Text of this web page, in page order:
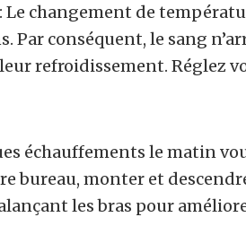
: Le changement de
Par conséquent, le sang
refroidissement. Réglez
échauffements le matin
bureau, monter et
les bras pour